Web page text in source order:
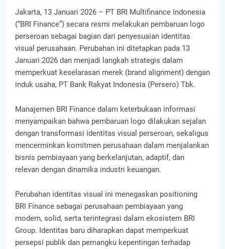
Jakarta, 13 Januari 2026 – PT BRI Multifinance Indonesia
(“BRI Finance”) secara resmi melakukan pembaruan logo
perseroan sebagai bagian dari penyesuaian identitas
visual perusahaan. Perubahan ini ditetapkan pada 13
Januari 2026 dan menjadi langkah strategis dalam
memperkuat keselarasan merek (brand alignment) dengan
induk usaha, PT Bank Rakyat Indonesia (Persero) Tbk.
Manajemen BRI Finance dalam keterbukaan informasi
menyampaikan bahwa pembaruan logo dilakukan sejalan
dengan transformasi identitas visual perseroan, sekaligus
mencerminkan komitmen perusahaan dalam menjalankan
bisnis pembiayaan yang berkelanjutan, adaptif, dan
relevan dengan dinamika industri keuangan.
Perubahan identitas visual ini menegaskan positioning
BRI Finance sebagai perusahaan pembiayaan yang
modern, solid, serta terintegrasi dalam ekosistem BRI
Group. Identitas baru diharapkan dapat memperkuat
persepsi publik dan pemangku kepentingan terhadap